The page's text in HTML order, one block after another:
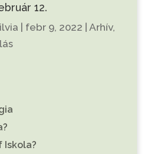
12.
| febr 9, 2022 | Arhív,
Iskola?